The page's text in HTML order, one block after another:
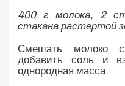
400 г молока, 2
стакана растертой
Смешать молоко
добавить соль и
однородная масса.